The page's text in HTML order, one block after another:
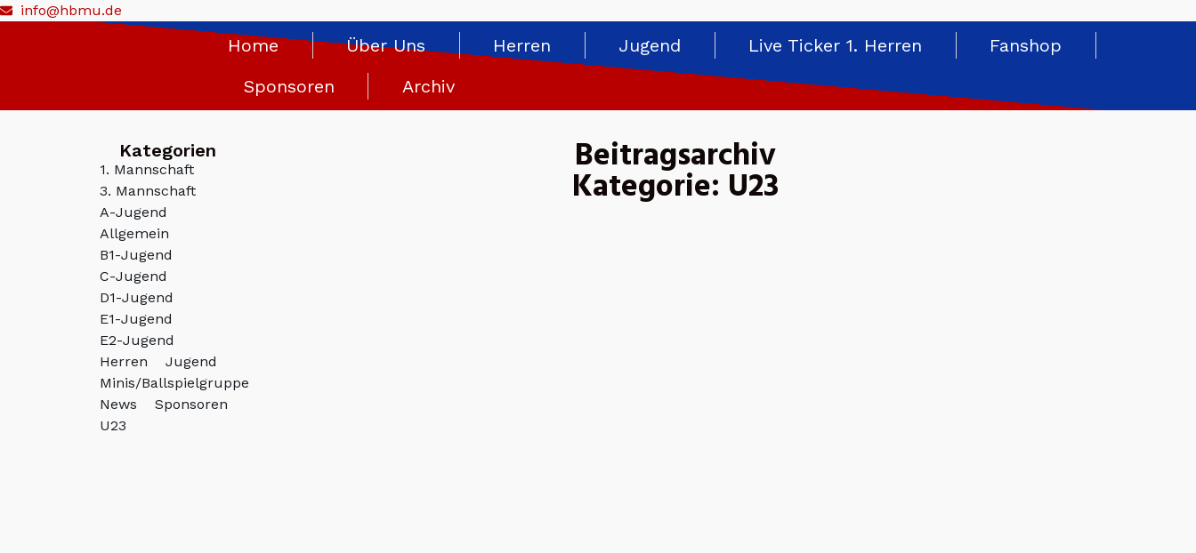
info@hbmu.de
Home Über Uns Herren Jugend Live Ticker 1. Herren
Fanshop
Sponsoren
Archiv
Kategorien
1. Mannschaft
3. Mannschaft
A-Jugend
Allgemein
B1-Jugend
C-Jugend
D1-Jugend
E1-Jugend
E2-Jugend
Herren
Jugend
Minis/Ballspielgruppe
News
Sponsoren
U23
Beitragsarchiv
Kategorie: U23